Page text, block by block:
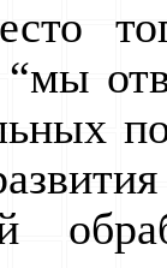
“мы